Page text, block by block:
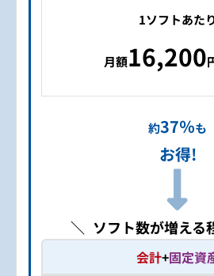
1ソフトあた
月額16,200
約37％も
お得!
ソフト数が増える
会計+固定資